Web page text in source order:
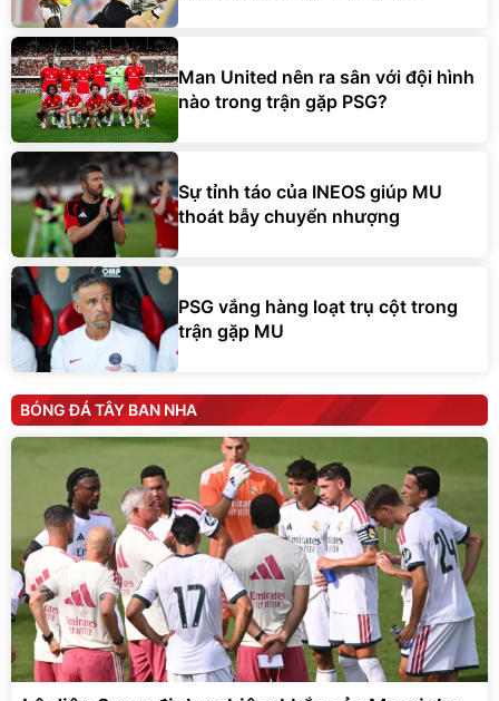
Man United nên ra sân với đội hình
nào trong trận gặp PSG?
Sự tỉnh táo của INEOS giúp MU
thoát bẫy chuyển nhượng
PSG vắng hàng loạt trụ cột trong
trận gặp MU
BÓNG ĐÁ TÂY BAN NHA